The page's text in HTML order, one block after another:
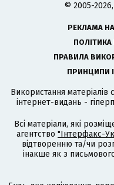
© 2005-
РЕКЛАМА
ПОЛІТИКА
ПРАВИЛА
ПРИНЦИПИ
Використання
інтернет-видань -
Всі матеріали, які
агентство "Інтерфакс-
відтворенню та/чи
інакше як з